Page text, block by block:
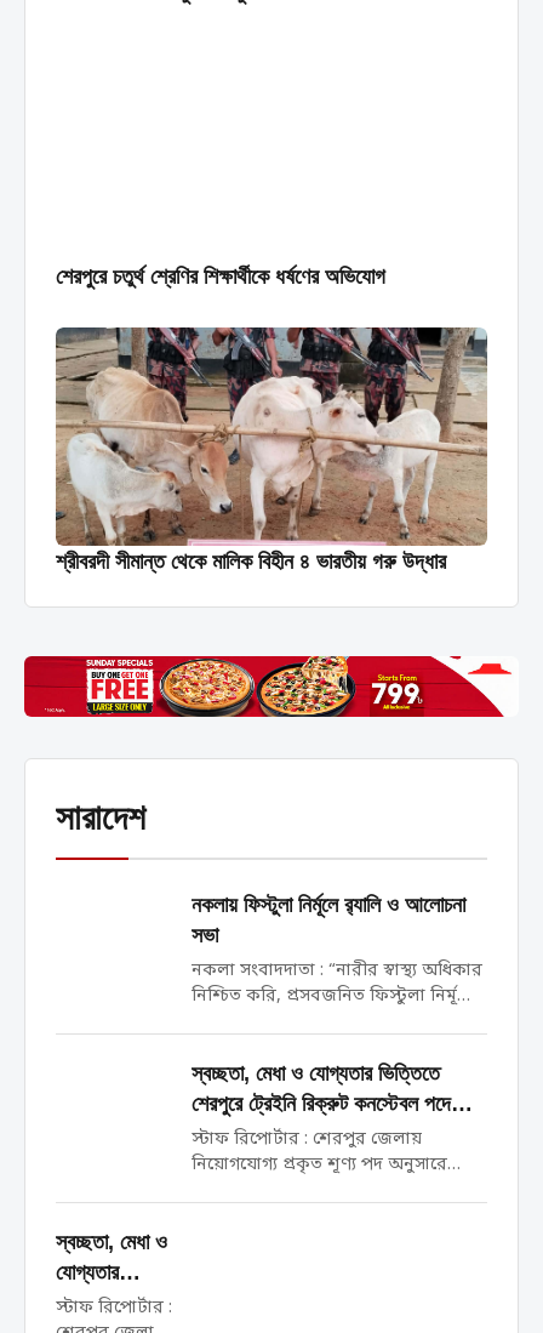
শেরপুরে চতুর্থ শ্রেণির শিক্ষার্থীকে ধর্ষণের অভিযোগ
শ্রীবরদী সীমান্ত থেকে মালিক বিহীন ৪ ভারতীয় গরু উদ্ধার
সারাদেশ
নকলায় ফিস্টুলা নির্মূলে র‍্যালি ও আলোচনা
সভা
নকলা সংবাদদাতা : “নারীর স্বাস্থ্য অধিকার
নিশ্চিত করি, প্রসবজনিত ফিস্টুলা নির্মূলে
আন্তর্জাতিক প্রসবজনিত ফিস্টুলা দিবস
উপলক্ষে র‍্যালি ও আলোচনা সভা অনুষ্ঠিত
হয়েছে। মঙ্গলবার (১৯ মে) উপজেলা স্বাস্থ্য...
স্বচ্ছতা, মেধা ও যোগ্যতার ভিত্তিতে
শেরপুরে ট্রেইনি রিক্রুট কনস্টেবল পদে
চাকুরি পেলেন ২৫ জন প্রার্থী
স্টাফ রিপোর্টার : শেরপুর জেলায়
নিয়োগযোগ্য প্রকৃত শূণ্য পদ অনুসারে
স্বচ্ছতা, মেধা ও
যোগ্যতার
ভিত্তিতে শেরপুরে
স্টাফ রিপোর্টার :